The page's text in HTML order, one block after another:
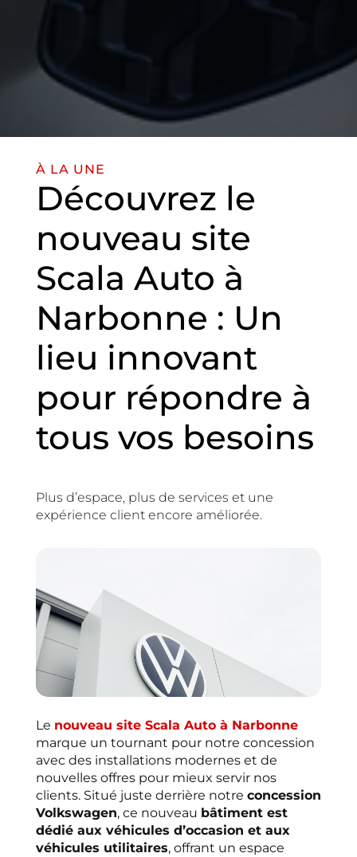
À LA UNE
Découvrez le
nouveau site
Scala Auto à
Narbonne : Un
lieu innovant
pour répondre à
tous vos besoins
Plus d’espace, plus de services et une
expérience client encore améliorée.
Le nouveau site Scala Auto à Narbonne
marque un tournant pour notre concession
avec des installations modernes et de
nouvelles offres pour mieux servir nos
clients. Situé juste derrière notre concession
Volkswagen, ce nouveau bâtiment est
dédié aux véhicules d’occasion et aux
véhicules utilitaires, offrant un espace